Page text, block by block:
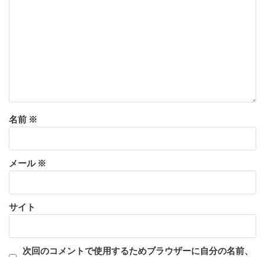
名前 ※
メール ※
サイト
次回のコメントで使用するためブラウザーに自分の名前、